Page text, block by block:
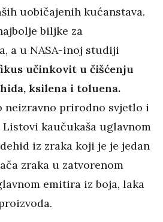
uobičajenih kućanstava.
biljke za
a u NASA-inoj studiji
učinkovit u čišćenju
ksilena i toluena.
neizravno prirodno svjetlo i
kaučukaša uglavnom
iz zraka koji je je jedan
zraka u zatvorenom
emitira iz boja, laka